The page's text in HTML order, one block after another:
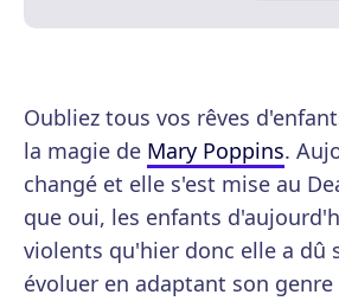
Oubliez tous vos rêves
la magie de Mary Poppins.
changé et elle s'est mise au
que oui, les enfants
violents qu'hier donc elle a dû
évoluer en adaptant son